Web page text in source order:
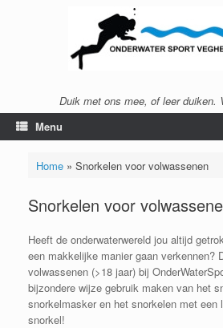
Duik met ons mee, of leer duiken.
Menu
Home» Snorkelen voor volwassenen
Snorkelen voor
Heeft de onderwaterwereld jou altijd
een makkelijke manier gaan verkennen?
volwassenen (>18 jaar) bij
bijzondere wijze gebruik maken van het
snorkelmasker en het snorkelen met een
snorkel!